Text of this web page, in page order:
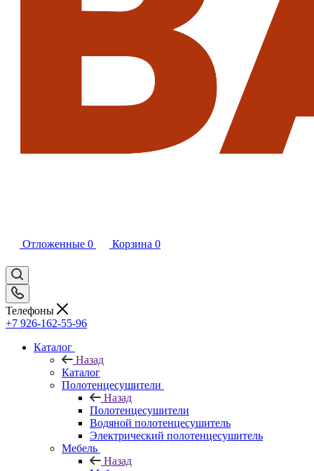
Отложенные 0 Корзина 0
Телефоны
+7 926-162-55-96
Каталог
Назад
Каталог
Полотенцесушители
Назад
Полотенцесушители
Водяной полотенцесушитель
Электрический полотенцесушитель
Мебель
Назад